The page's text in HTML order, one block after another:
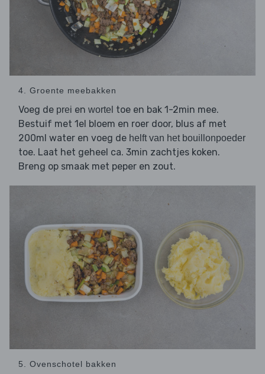
4. Groente meebakken
Voeg de prei en wortel toe en bak 1-2min mee.
Bestuif met 1el bloem en roer door, blus af met
200ml water en voeg de helft van het bouillonpoeder
toe. Laat het geheel ca. 3min zachtjes koken.
Breng op smaak met peper en zout.
5. Ovenschotel bakken